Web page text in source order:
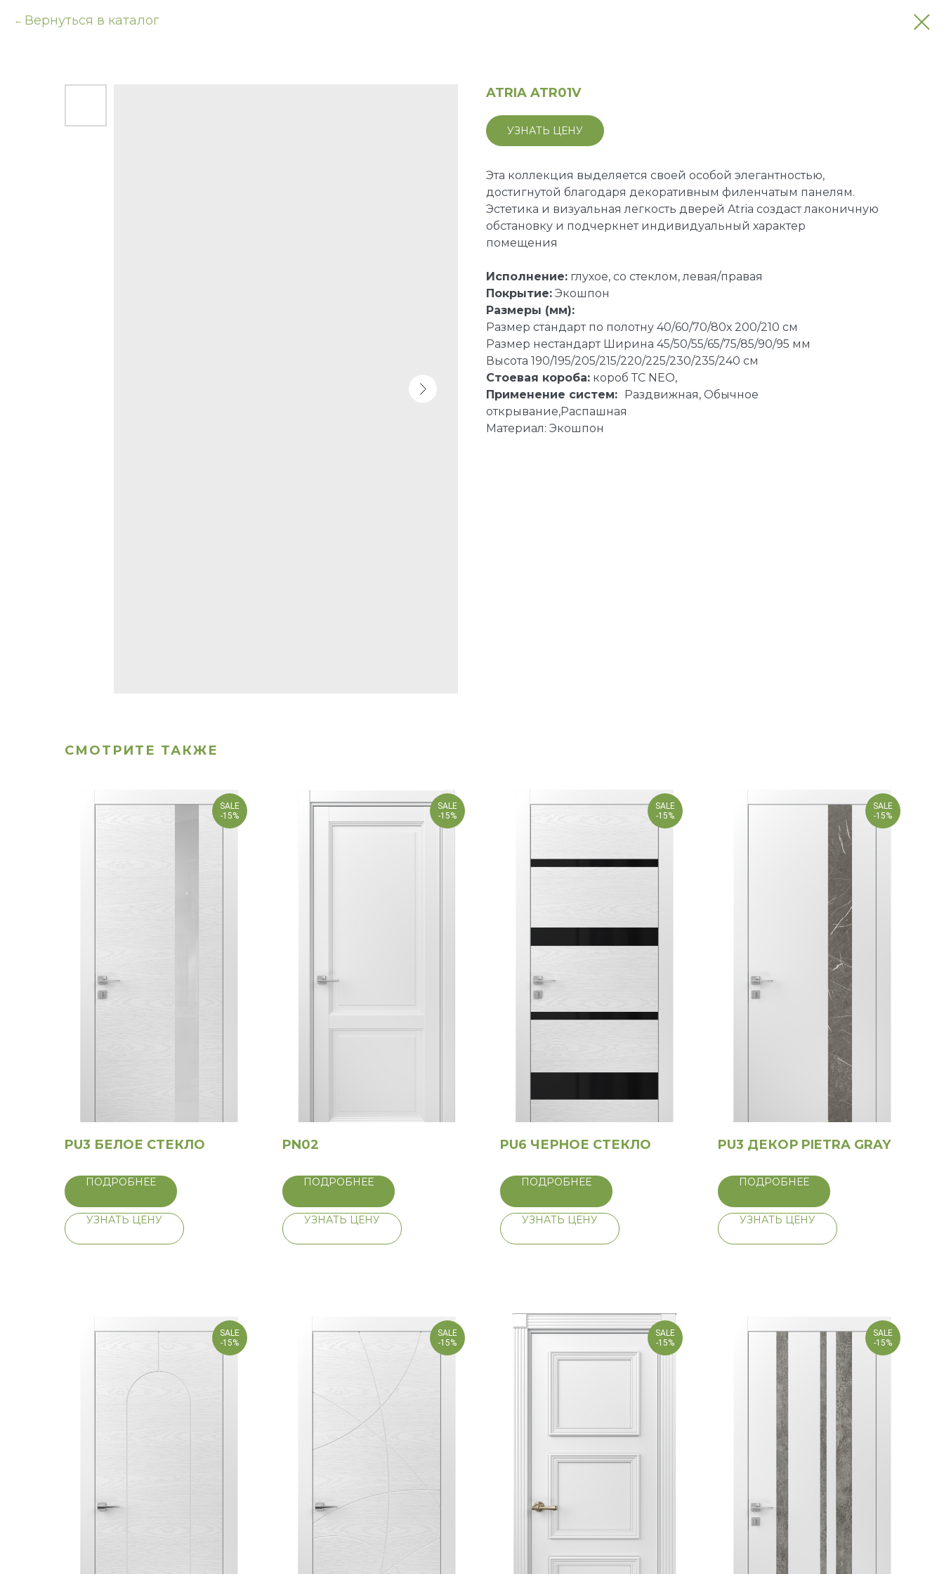
Вернуться в каталог
ATRIA ATR01V
УЗНАТЬ ЦЕНУ
Эта коллекция выделяется своей особой элегантностью,
достигнутой благодаря декоративным филенчатым панелям.
Эстетика и визуальная легкость дверей Atria создаст лаконичную
обстановку и подчеркнет индивидуальный характер
помещения
Исполнение: глухое, со стеклом, левая/правая
Покрытие: Экошпон
Размеры (мм):
Размер стандарт по полотну 40/60/70/80х 200/210 см
Размер нестандарт Ширина 45/50/55/65/75/85/90/95 мм
Высота 190/195/205/215/220/225/230/235/240 см
Стоевая короба: короб ТС NEO,
Применение систем:
Раздвижная, Обычное
открывание,Распашная
Материал: Экошпон
СМОТРИТЕ ТАКЖЕ
SALE
-15%
PU3 БЕЛОЕ СТЕКЛО
ПОДРОБНЕЕ
УЗНАТЬ ЦЕНУ
SALE
-15%
PN02
ПОДРОБНЕЕ
УЗНАТЬ ЦЕНУ
SALE
-15%
PU6 ЧЕРНОЕ СТЕКЛО
ПОДРОБНЕЕ
УЗНАТЬ ЦЕНУ
SALE
-15%
PU3 ДЕКОР PIETRA GRAY
ПОДРОБНЕЕ
УЗНАТЬ ЦЕНУ
SALE
-15%
SALE
-15%
SALE
-15%
SALE
-15%